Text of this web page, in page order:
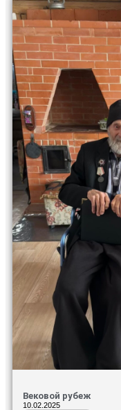
Вековой рубеж
10.02.2025